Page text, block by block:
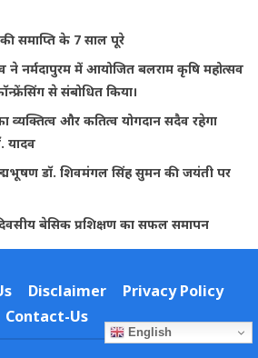
समाप्ति के 7 साल पूरे
ने नर्मदापुरम में आयोजित बलराम कृषि महोत्सव
से संबोधित किया।
का व्यक्तित्व और कतित्व योगदान सदैव रहेगा
यादव
डॉ. शिवमंगल सिंह सुमन की जयंती पर
बेसिक प्रशिक्षण का सफल समापन
Disclaimer
Privacy Policy
Contact-Us
English